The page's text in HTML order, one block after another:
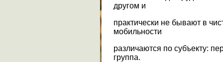
другом и
практически не бывают в
мобильности
различаются по субъекту:
группа.